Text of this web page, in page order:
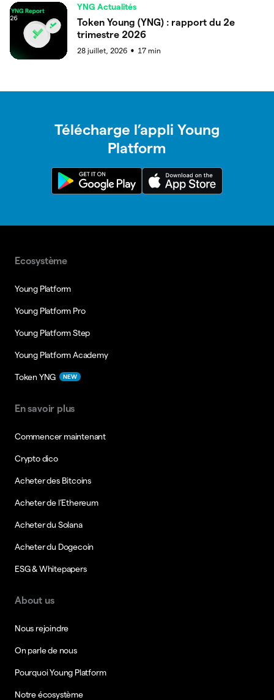
YNG Actualités
Token Young (YNG) : rapport du 2e
trimestre 2026
28 juillet, 2026 ● 17 min
Télécharge l’appli Young
Platform
Ecosystème
Young Platform
Young Platform Pro
Young Platform Step
Young Platform Academy
Token YNG NEW
En savoir plus
Commencer maintenant
Crypto dico
Acheter des Bitcoins
Acheter de l’Ethereum
Acheter du Solana
Acheter du Dogecoin
ESG & Whitepapers
About us
Nous rejoindre
On parle de nous
Pourquoi Young Platform
Notre écosystème